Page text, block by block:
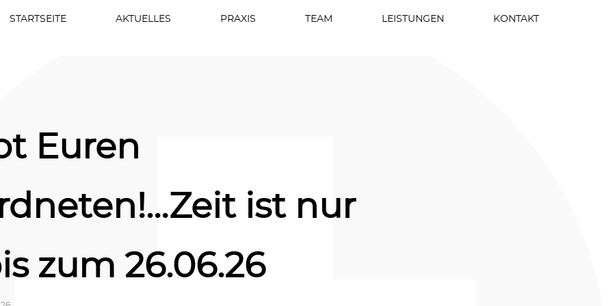
STARTSEITE AKTUELLES PRAXIS TEAM LEISTUNGEN KONTAKT
Euren
ist nur
zum 26.06.26